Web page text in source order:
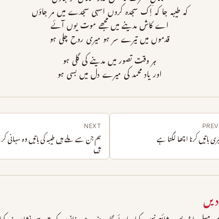
کہ طیبہ جا کہ اِک سجدہ کروں اسہی سجدے میں مر جاؤں
اے کاش مدینے میں مجھے موت یوں آئے
قدموں میں تیرے سر ہو میری روح چلی ہو
ہر وقت تصور میں مدینے کی گلی ہو
اور یاد محمد کی میرے دل میں بسی ہو
باتیں کرنا اچھا لگتا ہے
NEXT
ہم جن سے ملے ہیں طیبہ کی باتیں وہ سہانی
ہیں